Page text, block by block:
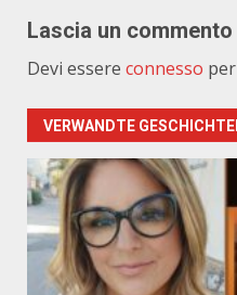
Lascia un commento
Devi essere connesso
VERWANDTE